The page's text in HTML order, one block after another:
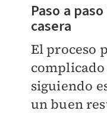
Paso a
casera
El proceso
siguiendo
un buen